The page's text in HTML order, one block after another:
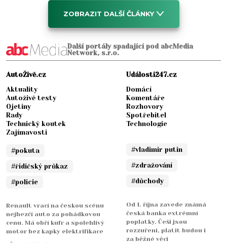
ZOBRAZIT DALŠÍ ČLÁNKY
Další portály spadající pod abcMedia
Network, s.r.o.
AutoŽivě.cz
Aktuality
Autoživě testy
Ojetiny
Rady
Technický koutek
Zajímavosti
#pokuta
#řidičský průkaz
#policie
Renault vrací na českou scénu
nejhezčí auto za pohádkovou
cenu. Má obří kufr a spolehlivý
motor bez kapky elektrifikace
Události247.cz
Domácí
Komentáře
Rozhovory
Spotřebitel
Technologie
#vladimir putin
#zdražování
#důchody
Od 1. října zavede známá
česká banka extrémní
poplatky. Češi jsou
rozzuřeni, platit budou i
za běžné věci